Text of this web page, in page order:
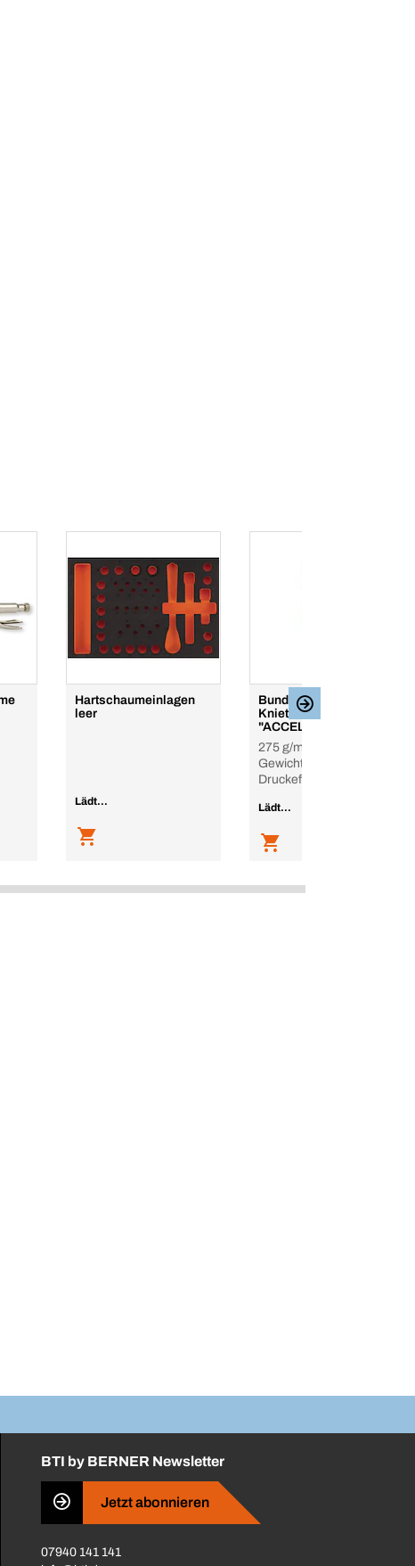
Hartschaumeinlagen
leer
Lädt...
Bundhose mit
Knietaschen
"ACCELERATE"
275 g/m², geringes
Gewicht, Stretch,
Druckeffekt hinten
Lädt...
BTI by BERNER Newsletter
Jetzt abonnieren
07940 141 141